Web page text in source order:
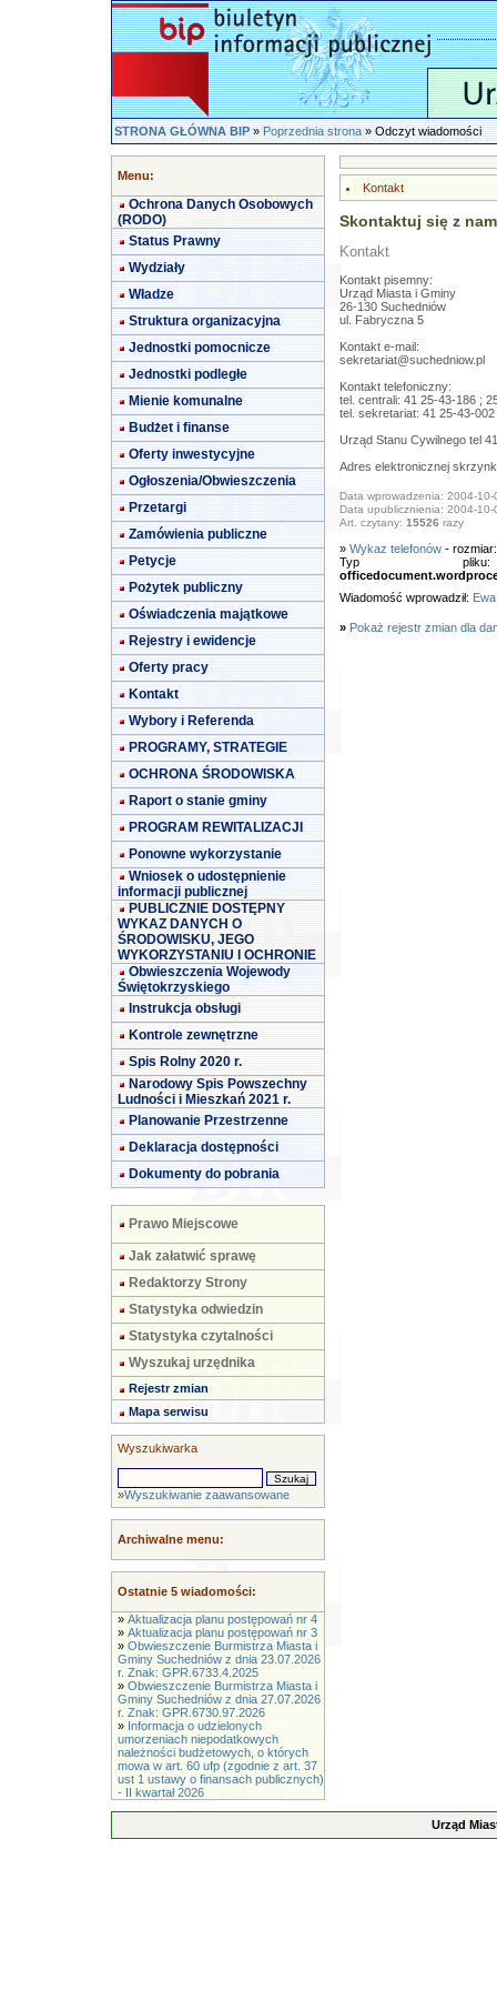
STRONA GŁÓWNA BIP»Poprzednia strona» Odczyt wiadomości
Menu:
Ochrona Danych Osobowych
(RODO)
Status Prawny
Wydziały
Władze
Struktura organizacyjna
Jednostki pomocnicze
Jednostki podległe
Mienie komunalne
Budżet i finanse
Oferty inwestycyjne
Ogłoszenia/Obwieszczenia
Przetargi
Zamówienia publiczne
Petycje
Pożytek publiczny
Oświadczenia majątkowe
Rejestry i ewidencje
Oferty pracy
Kontakt
Wybory i Referenda
PROGRAMY, STRATEGIE
OCHRONA ŚRODOWISKA
Raport o stanie gminy
PROGRAM REWITALIZACJI
Ponowne wykorzystanie
Wniosek o udostępnienie
informacji publicznej
PUBLICZNIE DOSTĘPNY
WYKAZ DANYCH O
ŚRODOWISKU, JEGO
WYKORZYSTANIU I OCHRONIE
Obwieszczenia Wojewody
Świętokrzyskiego
Instrukcja obsługi
Kontrole zewnętrzne
Spis Rolny 2020 r.
Narodowy Spis Powszechny
Ludności i Mieszkań 2021 r.
Planowanie Przestrzenne
Deklaracja dostępności
Dokumenty do pobrania
Prawo Miejscowe
Jak załatwić sprawę
Redaktorzy Strony
Statystyka odwiedzin
Statystyka czytalności
Wyszukaj urzędnika
Rejestr zmian
Mapa serwisu
Wyszukiwarka
»Wyszukiwanie zaawansowane
Archiwalne menu:
Ostatnie 5 wiadomości:
» Aktualizacja planu postępowań nr 4
» Aktualizacja planu postępowań nr 3
» Obwieszczenie Burmistrza Miasta i
Gminy Suchedniów z dnia 23.07.2026
r. Znak: GPR.6733.4.2025
» Obwieszczenie Burmistrza Miasta i
Gminy Suchedniów z dnia 27.07.2026
r. Znak: GPR.6730.97.2026
» Informacja o udzielonych
umorzeniach niepodatkowych
należności budżetowych, o których
mowa w art. 60 ufp (zgodnie z art. 37
ust 1 ustawy o finansach publicznych)
- II kwartał 2026
Kontakt
Skontaktuj się z
Kontakt
Kontakt pisemny:
Urząd Miasta i Gminy
26-130 Suchedniów
ul. Fabryczna 5
Kontakt e-mail:
sekretariat@suchedniow.pl
Kontakt telefoniczny:
tel. centrali: 41 25-43-186 ;
tel. sekretariat: 41 25-43-002
Urząd Stanu Cywilnego tel
Adres elektronicznej
Data wprowadzenia: 2004-10-
Data upublicznienia: 2004-10-
Art. czytany: 15526 razy
» Wykaz telefonów -
Typ
Wiadomość wprowadził:
» Pokaż rejestr zmian dla
Urząd